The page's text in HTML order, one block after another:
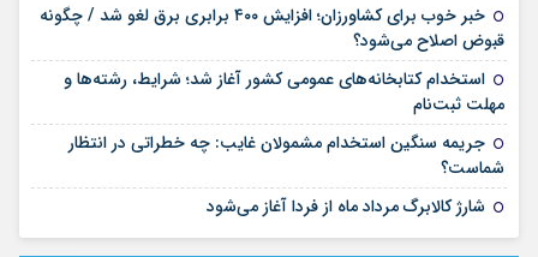
خبر خوب برای کشاورزان؛ افزایش ۴۰۰ برابری برق لغو شد / چگونه
قبوض اصلاح می‌شود؟
استخدام کتابخانه‌های عمومی کشور آغاز شد؛ شرایط، رشته‌ها و
مهلت ثبت‌نام
جریمه سنگین استخدام مشمولان غایب: چه خطراتی در انتظار
شماست؟
شارژ کالابرگ مرداد ماه از فردا آغاز می‌شود